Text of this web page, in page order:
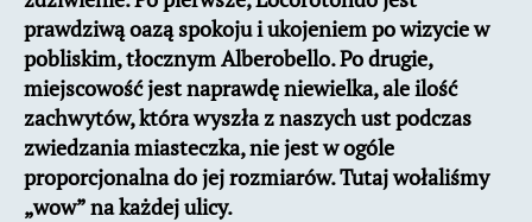
prawdziwą oazą spokoju i ukojeniem po wizycie w
pobliskim, tłocznym Alberobello. Po drugie,
miejscowość jest naprawdę niewielka, ale ilość
zachwytów, która wyszła z naszych ust podczas
zwiedzania miasteczka, nie jest w ogóle
proporcjonalna do jej rozmiarów. Tutaj wołaliśmy
„wow” na każdej ulicy.